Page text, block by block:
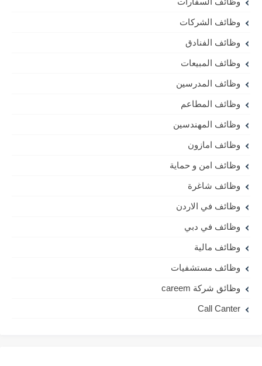
وظائف الشركات
وظائف الفنادق
وظائف المبيعات
وظائف المدرسين
وظائف المطاعم
وظائف المهندسين
وظائف امازون
وظائف امن و حماية
وظائف شاغرة
وظائف في الاردن
وظائف في دبي
وظائف مالية
وظائف مستشفيات
وظائق شركة careem
Call Canter